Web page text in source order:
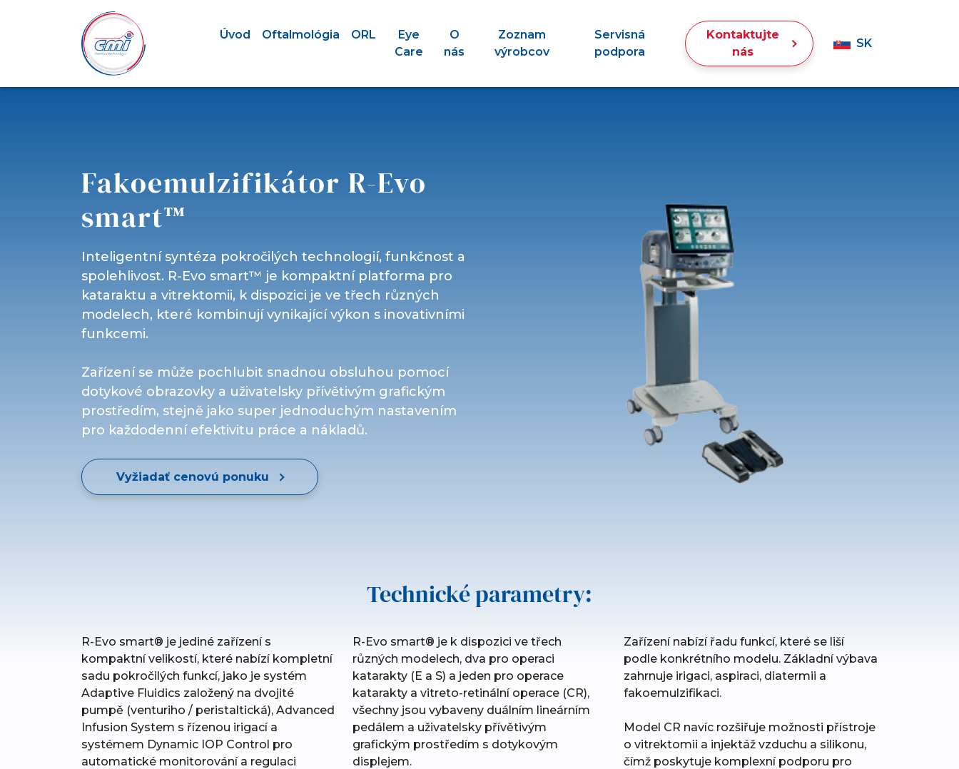
SK
Úvod Oftalmológia ORL
Eye
Care
O
nás
Zoznam
výrobcov
Servisná
podpora
Kontaktujte
nás
Fakoemulzifikátor R-Evo
smart™
Inteligentní syntéza pokročilých technologií, funkčnost a
spolehlivost. R-Evo smart™ je kompaktní platforma pro
kataraktu a vitrektomii, k dispozici je ve třech různých
modelech, které kombinují vynikající výkon s inovativními
funkcemi.
Zařízení se může pochlubit snadnou obsluhou pomocí
dotykové obrazovky a uživatelsky přívětivým grafickým
prostředím, stejně jako super jednoduchým nastavením
pro každodenní efektivitu práce a nákladů.
Vyžiadať cenovú ponuku
Technické parametry:
R-Evo smart® je jediné zařízení s
kompaktní velikostí, které nabízí kompletní
sadu pokročilých funkcí, jako je systém
Adaptive Fluidics založený na dvojité
pumpě (venturiho / peristaltická), Advanced
Infusion System s řízenou irigací a
systémem Dynamic IOP Control pro
automatické monitorování a regulaci
R-Evo smart® je k dispozici ve třech
různých modelech, dva pro operaci
katarakty (E a S) a jeden pro operace
katarakty a vitreto-retinální operace (CR),
všechny jsou vybaveny duálním lineárním
pedálem a uživatelsky přívětivým
grafickým prostředím s dotykovým
displejem.
Zařízení nabízí řadu funkcí, které se liší
podle konkrétního modelu. Základní výbava
zahrnuje irigaci, aspiraci, diatermii a
fakoemulzifikaci.
Model CR navíc rozšiřuje možnosti přístroje
o vitrektomii a injektáž vzduchu a silikonu,
čímž poskytuje komplexní podporu pro